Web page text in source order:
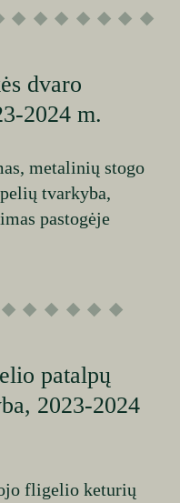
dvaro
2024 m.
metalinių stogo
tvarkyba,
pastogėje
patalpų
2023-2024
fligelio keturių